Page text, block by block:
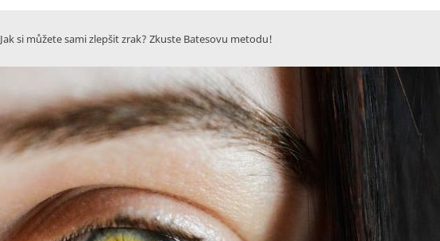
Jak si můžete sami zlepšit zrak? Zkuste Batesovu metodu!